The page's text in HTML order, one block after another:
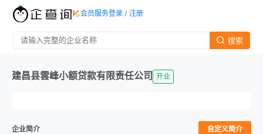
搜索
会员服务登录 / 注册
建昌县雲峰小额贷款有限责任公司 开业
企业简介 自定义简介